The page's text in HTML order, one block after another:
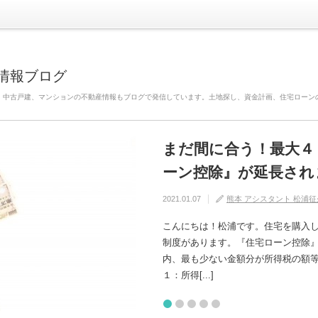
報ブログ
古戸建、マンションの不動産情報もブログで発信しています。土地探し、資金計画、住宅ロー
まだ間に合う！最大
ーン控除』が延長さ
2021.01.07 熊本 アシスタント 松浦征
こんにちは！松浦です。住宅を購入
制度があります。『住宅ローン控除
内、最も少ない金額分が所得税の額
１：所得[...]
自分の家がいわゆる
けるためには？
2020.09.17 熊本 アシスタント 松浦征
建売住宅と注文住宅
2020.08.29 熊本 アシスタント 松浦征
住宅の中でも熱中症
2020.08.27 熊本 アシスタント 松浦征
【火災保険】万が一
れるの？
2020.07.11 熊本 アシスタント 松浦征
1 2 3 4